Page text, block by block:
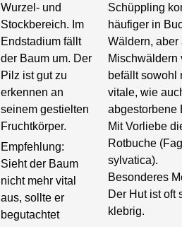
Wurzel- und
Stockbereich. Im
Endstadium fällt
der Baum um. Der
Pilz ist gut zu
erkennen an
seinem gestielten
Fruchtkörper.
Empfehlung:
Sieht der Baum
nicht mehr vital
aus, sollte er
begutachtet
Schüppling
häufiger in
Wäldern, aber
Mischwäldern
befällt sowohl
vitale, wie
abgestorbene
Mit Vorliebe
Rotbuche
sylvatica).
Besonderes
Der Hut ist oft
klebrig.